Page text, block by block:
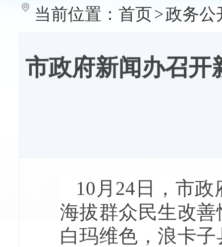
当前位置： 首页>政务公
市政府新闻办召开
10月24日，市
海拔群众民生改
白玛维色，浪卡